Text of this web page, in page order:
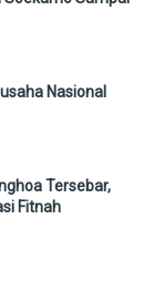
Nasional
Tersebar,
Fitnah